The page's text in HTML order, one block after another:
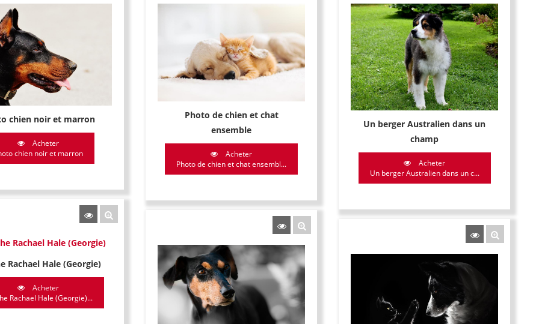
chien noir et marron
Acheter
chien noir et marron
Photo de chien et chat
ensemble
Acheter
Photo de chien et chat ensembl...
Un berger Australien dans un
champ
Acheter
Un berger Australien dans un c...
Rachael Hale (Georgie)
Acheter
Rachael Hale (Georgie)...